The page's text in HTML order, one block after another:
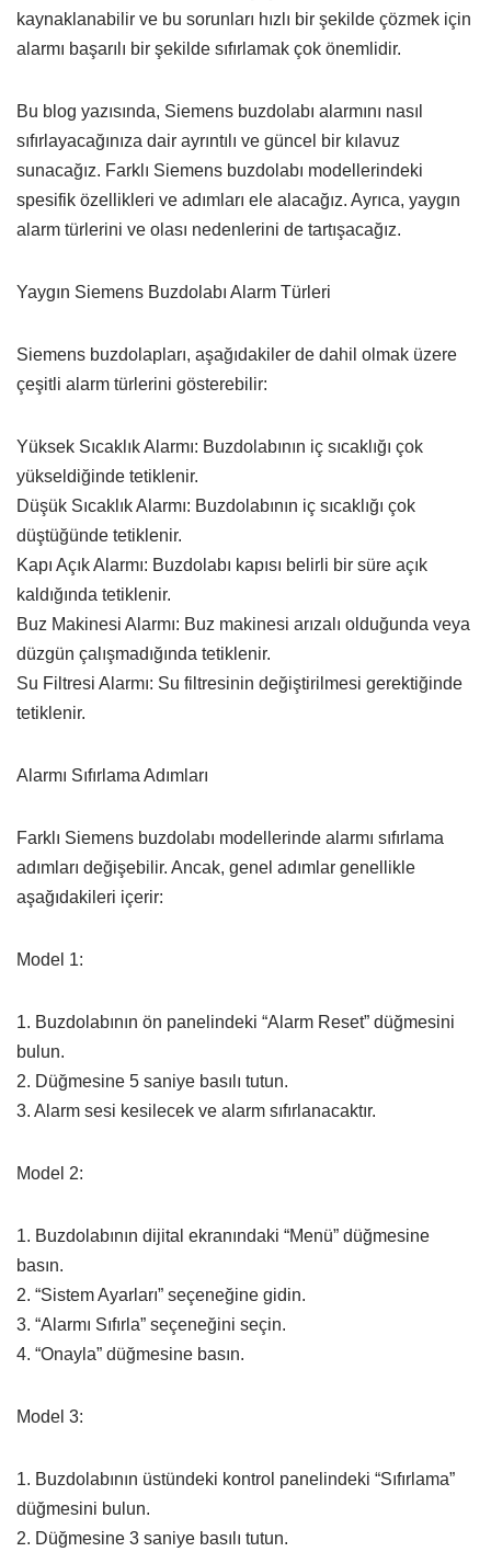
kaynaklanabilir ve bu sorunları hızlı bir şekilde çözmek için
alarmı başarılı bir şekilde sıfırlamak çok önemlidir.
Bu blog yazısında, Siemens buzdolabı alarmını nasıl
sıfırlayacağınıza dair ayrıntılı ve güncel bir kılavuz
sunacağız. Farklı Siemens buzdolabı modellerindeki
spesifik özellikleri ve adımları ele alacağız. Ayrıca, yaygın
alarm türlerini ve olası nedenlerini de tartışacağız.
Yaygın Siemens Buzdolabı Alarm Türleri
Siemens buzdolapları, aşağıdakiler de dahil olmak üzere
çeşitli alarm türlerini gösterebilir:
Yüksek Sıcaklık Alarmı: Buzdolabının iç sıcaklığı çok
yükseldiğinde tetiklenir.
Düşük Sıcaklık Alarmı: Buzdolabının iç sıcaklığı çok
düştüğünde tetiklenir.
Kapı Açık Alarmı: Buzdolabı kapısı belirli bir süre açık
kaldığında tetiklenir.
Buz Makinesi Alarmı: Buz makinesi arızalı olduğunda veya
düzgün çalışmadığında tetiklenir.
Su Filtresi Alarmı: Su filtresinin değiştirilmesi gerektiğinde
tetiklenir.
Alarmı Sıfırlama Adımları
Farklı Siemens buzdolabı modellerinde alarmı sıfırlama
adımları değişebilir. Ancak, genel adımlar genellikle
aşağıdakileri içerir:
Model 1:
1. Buzdolabının ön panelindeki “Alarm Reset” düğmesini
bulun.
2. Düğmesine 5 saniye basılı tutun.
3. Alarm sesi kesilecek ve alarm sıfırlanacaktır.
Model 2:
1. Buzdolabının dijital ekranındaki “Menü” düğmesine
basın.
2. “Sistem Ayarları” seçeneğine gidin.
3. “Alarmı Sıfırla” seçeneğini seçin.
4. “Onayla” düğmesine basın.
Model 3:
1. Buzdolabının üstündeki kontrol panelindeki “Sıfırlama”
düğmesini bulun.
2. Düğmesine 3 saniye basılı tutun.